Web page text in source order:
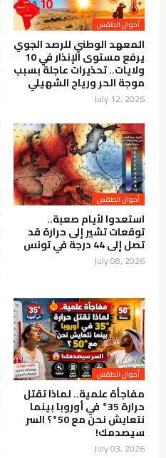
أحوال الطقس
المعهد الوطني للرصد الجوي
يرفع مستوى الإنذار في 10
ولايات.. تحذيرات عاجلة بسبب
موجة الحر ورياح الشهيلي
July 12, 2026
أحوال الطقس
استعدوا لأيام صعبة..
توقعات تشير إلى حرارة قد
تصل إلى 44 درجة في تونس
July 08, 2026
أحوال الطقس
مفاجأة علمية.. لماذا تقتل
حرارة 35° في أوروبا بينما
نتعايش نحن مع 50°؟ السر
سيصدمك!
July 03, 2026